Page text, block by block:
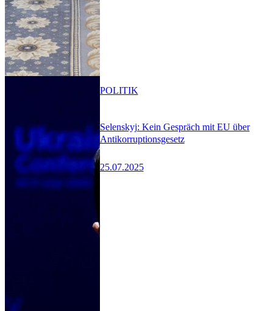
Selenskyj: Kein Gespräch mit EU über
Antikorruptionsgesetz
25.07.2025
POLITIK